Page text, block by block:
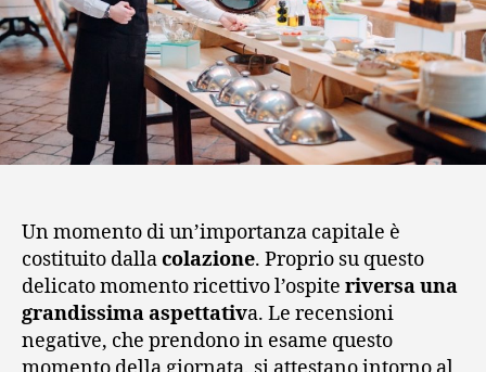
Un momento di un’importanza capitale è
costituito dallacolazione. Proprio su questo
delicato momento ricettivo l’ospite riversa una
grandissima aspettativa. Le recensioni
negative, che prendono in esame questo